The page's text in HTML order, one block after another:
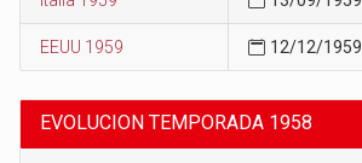
EEUU 1959 12/12/1959
EVOLUCION TEMPORADA 1958